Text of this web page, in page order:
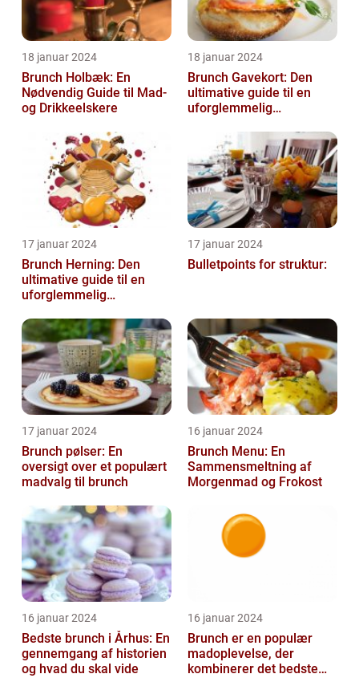
18 januar 2024
Brunch Holbæk: En
Nødvendig Guide til Mad-
og Drikkeelskere
18 januar 2024
Brunch Gavekort: Den
ultimative guide til en
uforglemmelig
17 januar 2024
Brunch Herning: Den
ultimative guide til en
uforglemmelig
17 januar 2024
Bulletpoints for struktur:
17 januar 2024
Brunch pølser: En
oversigt over et populært
madvalg til brunch
16 januar 2024
Brunch Menu: En
Sammensmeltning af
Morgenmad og Frokost
16 januar 2024
Bedste brunch i Århus: En
gennemgang af historien
og hvad du skal vide
16 januar 2024
Brunch er en populær
madoplevelse, der
kombinerer det bedste